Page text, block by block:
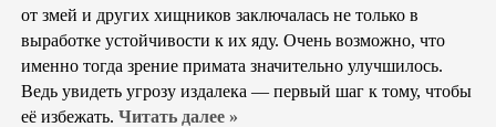
от змей и других хищников заключалась не только в
выработке устойчивости к их яду. Очень возможно, что
именно тогда зрение примата значительно улучшилось.
Ведь увидеть угрозу издалека — первый шаг к тому, чтобы
её избежать. Читать далее »